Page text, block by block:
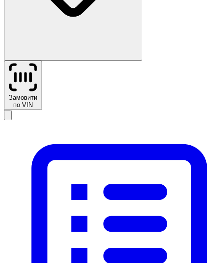
Замовити
по VIN